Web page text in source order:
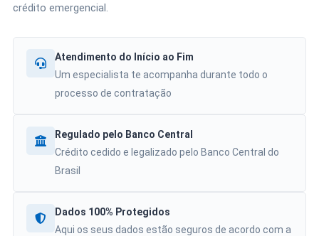
crédito emergencial.
Atendimento do Início ao Fim
Um especialista te acompanha durante todo o
processo de contratação
Regulado pelo Banco Central
Crédito cedido e legalizado pelo Banco Central do
Brasil
Dados 100% Protegidos
Aqui os seus dados estão seguros de acordo com a